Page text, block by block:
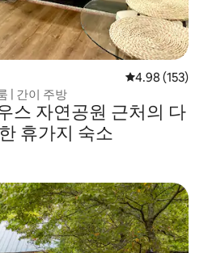
평점 4.98점(5
4.98 (153)
| 간이 주방
스 자연공원 근처의 다
휴가지 숙소